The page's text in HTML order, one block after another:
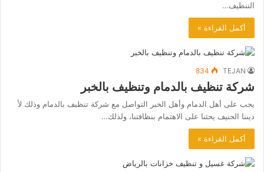
التنظيف…
أكمل القراءة »
TEJAN
834
شركة تنظيف بالدمام وتنظيف بالخبر
يجب على أهل الدمام وأهل الخبر التواصل مع شركة تنظيف بالدمام وذلك لأ
ديننا الحنيف يحثنا على الاهتمام بنظافتنا، ولذلك…
أكمل القراءة »